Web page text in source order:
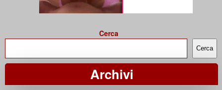
Cerca
Cerca
Archivi